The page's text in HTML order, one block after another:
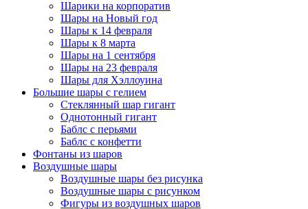
Шарики на корпоратив
Шары на Новый год
Шары к 14 февраля
Шары к 8 марта
Шары на 1 сентября
Шары на 23 февраля
Шары для Хэллоуина
Большие шары с гелием
Стеклянный шар гигант
Однотонный гигант
Баблс с перьями
Баблс с конфетти
Фонтаны из шаров
Воздушные шары
Воздушные шары без рисунка
Воздушные шары с рисунком
Фигуры из воздушных шаров